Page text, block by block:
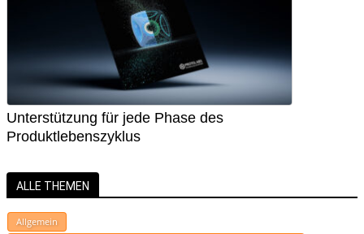
Unterstützung für jede Phase des
Produktlebenszyklus
ALLE THEMEN
Allgemein